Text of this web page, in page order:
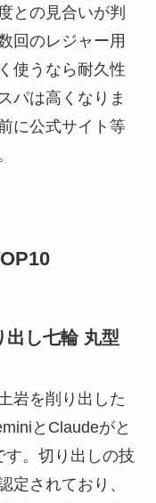
との見合いが判
回のレジャー用
使うなら耐久性
パは高くなりま
に公式サイト等
出し七輪 丸型
岩を削り出した
とClaudeがと
す。切り出しの技
定されており、